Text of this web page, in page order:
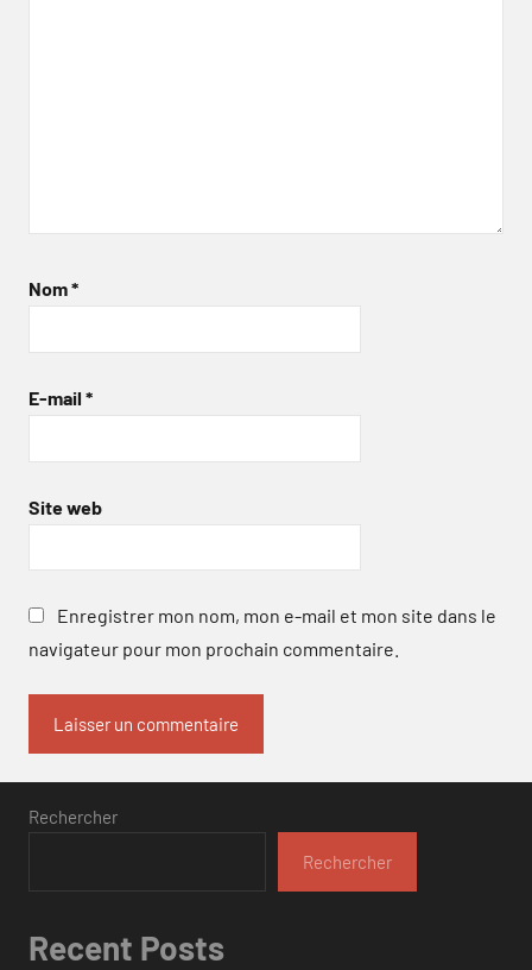
Nom*
E-mail *
Site web
Enregistrer mon nom, mon e-mail et mon site dans le
navigateur pour mon prochain commentaire.
Rechercher
Rechercher
Recent Posts